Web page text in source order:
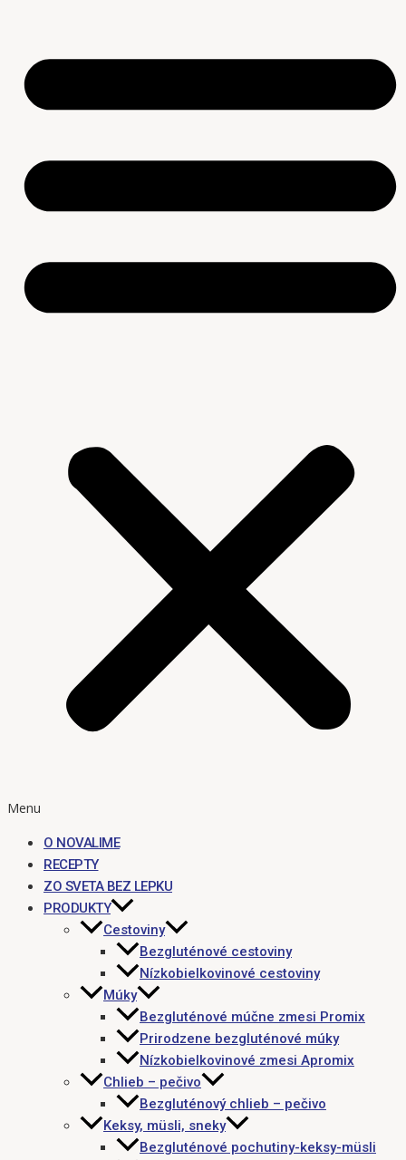
Menu
O NOVALIME
RECEPTY
ZO SVETA BEZ LEPKU
PRODUKTY
Cestoviny
Bezgluténové cestoviny
Nízkobielkovinové cestoviny
Múky
Bezgluténové múčne zmesi Promix
Prirodzene bezgluténové múky
Nízkobielkovinové zmesi Apromix
Chlieb – pečivo
Bezgluténový chlieb – pečivo
Keksy, müsli, sneky
Bezgluténové pochutiny-keksy-müsli